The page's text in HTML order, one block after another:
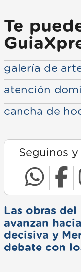
Te
galería de
atención
cancha de
Seguinos
Las obras del
avanzan
decisiva y
debate con